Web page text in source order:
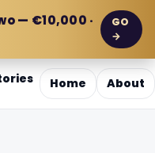
— €10,000 ·
GO
→
Home About